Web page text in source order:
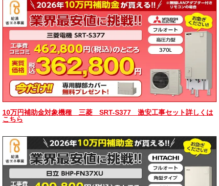
10万円補助金対象機種 三菱 SRT-S377 激安工事セット詳しくは
こちら